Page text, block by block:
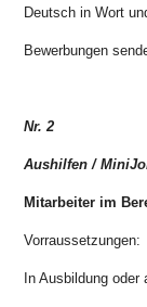
Deutsch in Wort
Bewerbungen
Nr. 2
Aushilfen /
Mitarbeiter im
Vorraussetzungen:
In Ausbildung